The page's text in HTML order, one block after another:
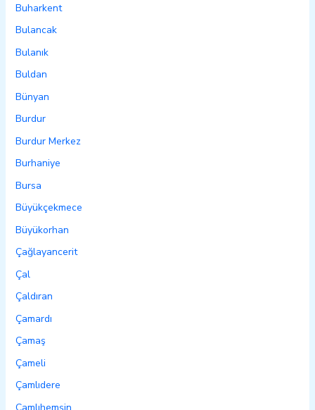
Buharkent
Bulancak
Bulanık
Buldan
Bünyan
Burdur
Burdur Merkez
Burhaniye
Bursa
Büyükçekmece
Büyükorhan
Çağlayancerit
Çal
Çaldıran
Çamardı
Çamaş
Çameli
Çamlıdere
Çamlıhemşin